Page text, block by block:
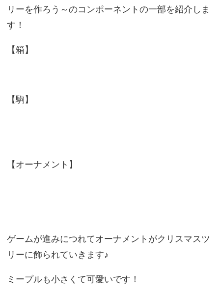
リーを作ろう～のコンポーネントの一部を紹介しま
す！
【箱】
【駒】
【オーナメント】
ゲームが進みにつれてオーナメントがクリスマスツ
リーに飾られていきます♪
ミープルも小さくて可愛いです！